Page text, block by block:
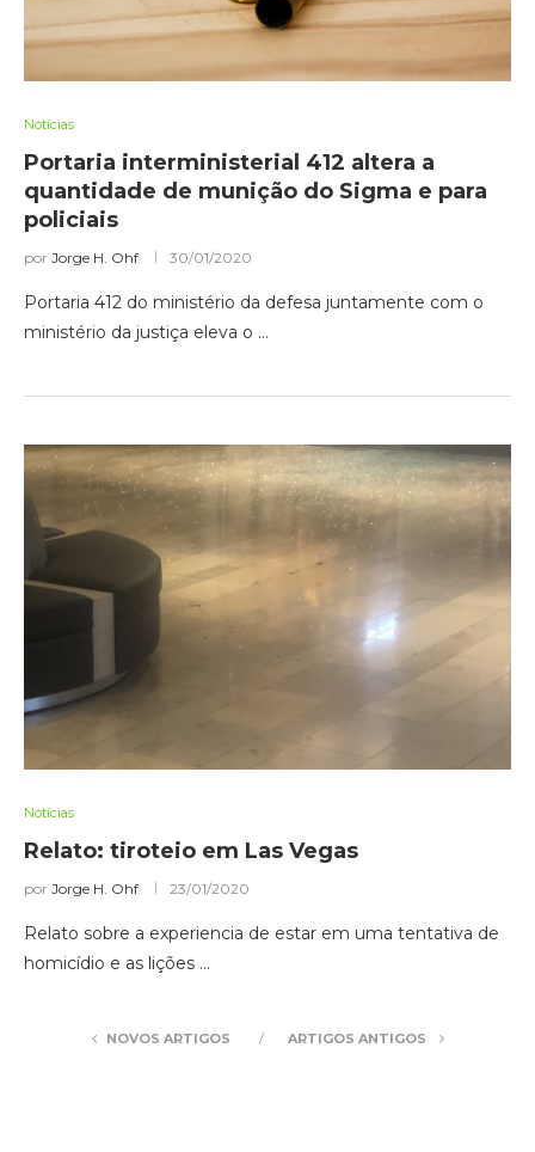
Notícias
Portaria interministerial 412 altera a
quantidade de munição do Sigma e para
policiais
por Jorge H. Ohf 30/01/2020
Portaria 412 do ministério da defesa juntamente com o
ministério da justiça eleva o …
Notícias
Relato: tiroteio em Las Vegas
por Jorge H. Ohf 23/01/2020
Relato sobre a experiencia de estar em uma tentativa de
homicídio e as lições …
NOVOS ARTIGOS ARTIGOS ANTIGOS